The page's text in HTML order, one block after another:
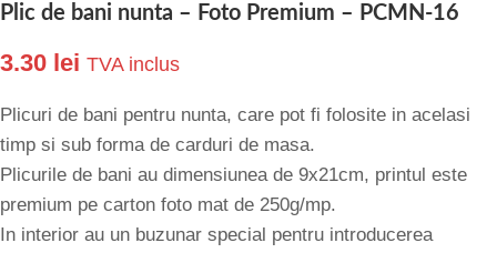
Plic de bani nunta – Foto Premium – PCMN-16
3.30 lei TVA inclus
Plicuri de bani pentru nunta, care pot fi folosite in acelasi
timp si sub forma de carduri de masa.
Plicurile de bani au dimensiunea de 9x21cm, printul este
premium pe carton foto mat de 250g/mp.
In interior au un buzunar special pentru introducerea